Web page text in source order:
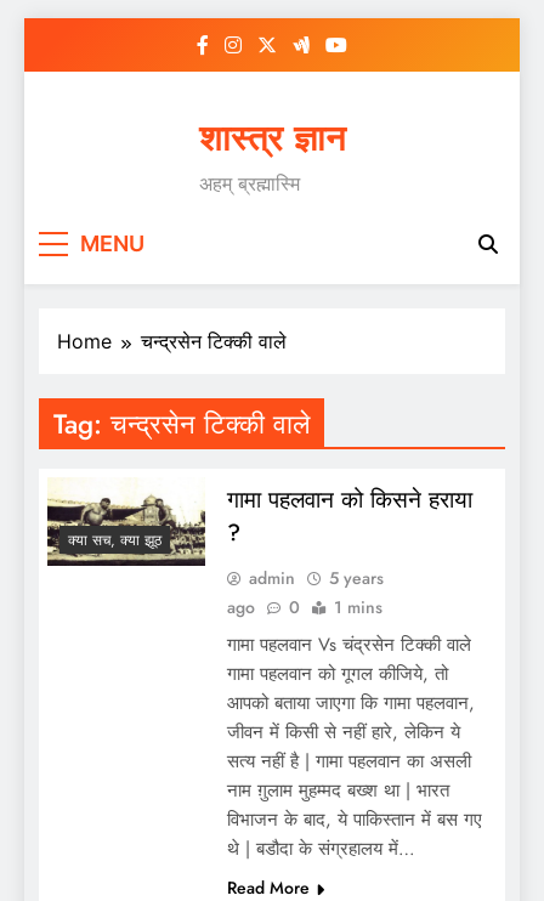
शास्त्र ज्ञान
अहम् ब्रह्मास्मि
MENU
Home चन्द्रसेन टिक्की वाले
Tag:चन्द्रसेन टिक्की वाले
क्या सच, क्या झूठ
गामा पहलवान को किसने हराया
?
admin
5 years
ago
0 1 mins
गामा पहलवान Vs चंद्रसेन टिक्की वाले
गामा पहलवान को गूगल कीजिये, तो
आपको बताया जाएगा कि गामा पहलवान,
जीवन में किसी से नहीं हारे, लेकिन ये
सत्य नहीं है | गामा पहलवान का असली
नाम ग़ुलाम मुहम्मद बख्श था | भारत
विभाजन के बाद, ये पाकिस्तान में बस गए
थे | बडौदा के संग्रहालय में…
Read More